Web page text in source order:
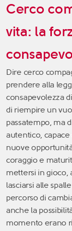
Cerco
vita: la
Dire cerco
prendere alla
consapevolezza
di riempire un
passatempo, ma
autentico,
nuove
coraggio e
mettersi in gioco,
lasciarsi alle
percorso di
anche la
momento erano